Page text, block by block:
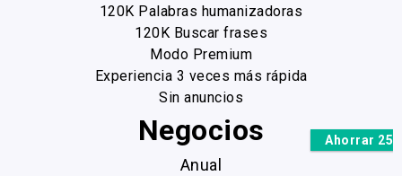
120K Palabras humanizadoras
120K Buscar frases
Modo Premium
Experiencia 3 veces más rápida
Sin anuncios
Ahorrar
Negocios
Anual